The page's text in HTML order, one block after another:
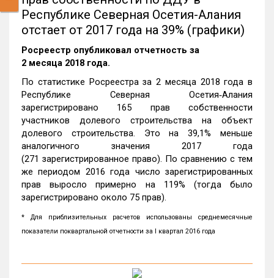
Республике Северная Осетия-Алания
отстает от 2017 года на 39% (графики)
Росреестр опубликовал отчетность за
2 месяца 2018 года.
По статистике Росреестра за 2 месяца 2018 года в
Республике Северная Осетия‑Алания
зарегистрировано 165 прав собственности
участников долевого строительства на объект
долевого строительства. Это на 39,1% меньше
аналогичного значения 2017 года
(271 зарегистрированное право). По сравнению с тем
же периодом 2016 года число зарегистрированных
прав выросло примерно на 119% (тогда было
зарегистрировано около 75 прав).
* Для приблизительных расчетов использованы среднемесячные
показатели поквартальной отчетности за I квартал 2016 года